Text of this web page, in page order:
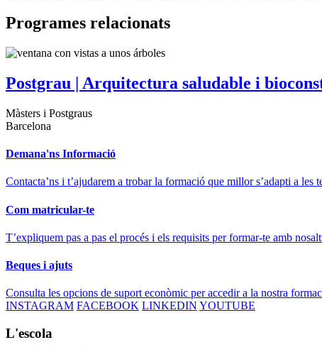
Programes relacionats
Postgrau | Arquitectura saludable i
Màsters i Postgraus
Barcelona
Demana'ns Informació
Contacta’ns i t’ajudarem a trobar la formació que millor s’adapti a les
Com matricular-te
T’expliquem pas a pas el procés i els requisits per formar-te amb
Beques i ajuts
Consulta les opcions de suport econòmic per accedir a la nostra
INSTAGRAM FACEBOOK LINKEDIN YOUTUBE
L'escola